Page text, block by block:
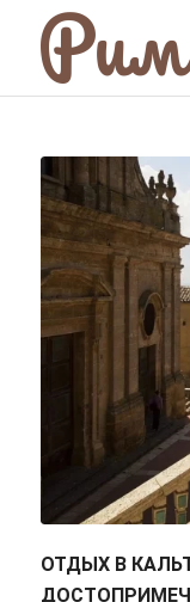
ОТДЫХ В